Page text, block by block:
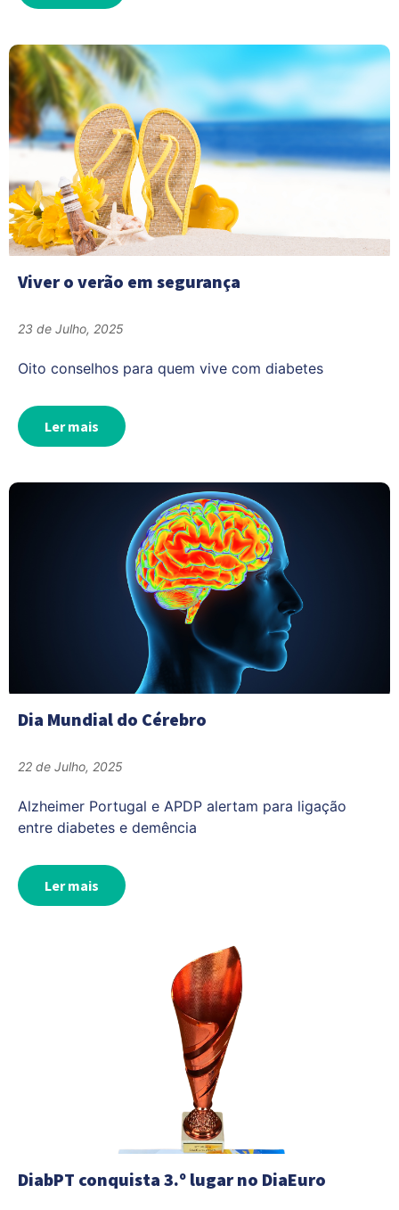
Viver o verão em segurança
23 de Julho, 2025
Oito conselhos para quem vive com diabetes
Ler mais
Dia Mundial do Cérebro
22 de Julho, 2025
Alzheimer Portugal e APDP alertam para ligação
entre diabetes e demência
Ler mais
DiabPT conquista 3.º lugar no DiaEuro